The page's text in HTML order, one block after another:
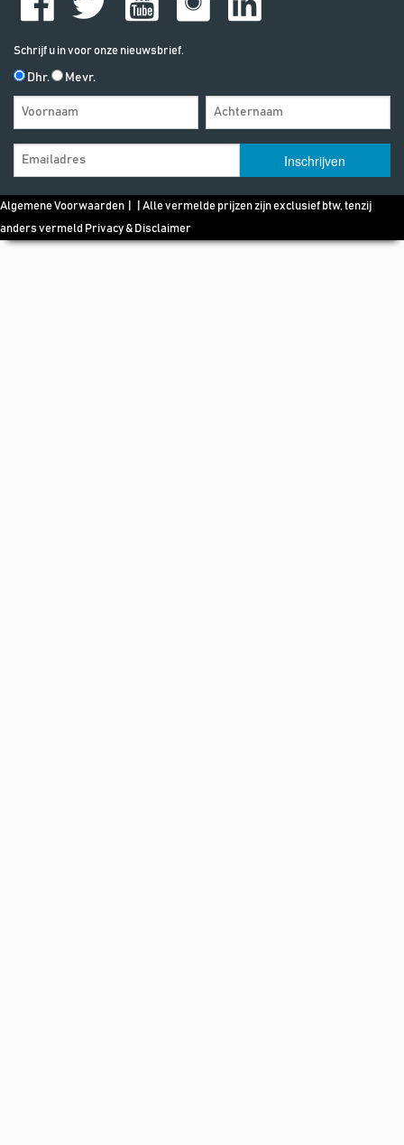
Schrijf u in voor onze nieuwsbrief.
Dhr. Mevr.
Algemene Voorwaarden | | Alle vermelde prijzen zijn exclusief btw, tenzij
anders vermeld Privacy & Disclaimer